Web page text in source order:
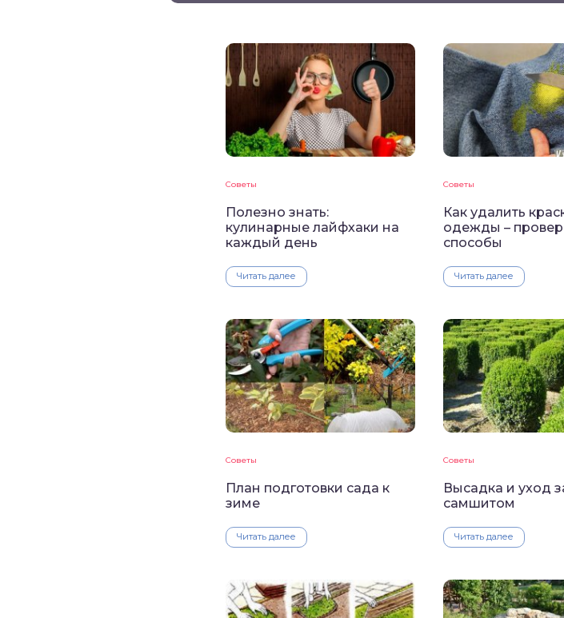
Советы
Полезно знать:
кулинарные лайфхаки на
каждый день
Читать далее
Советы
Как удалить
одежды –
способы
Читать далее
Советы
План подготовки сада к
зиме
Читать далее
Советы
Высадка и уход
самшитом
Читать далее